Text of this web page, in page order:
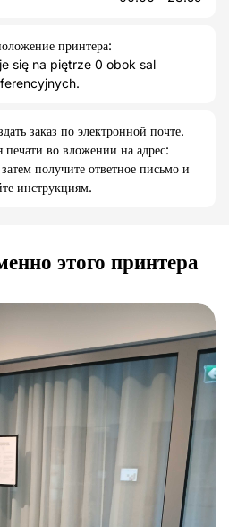
принтера:
się na piętrze 0 obok sal
заказ по электронной почте.
печати во вложении на адрес:
получите ответное письмо и
инструкциям.
этого принтера